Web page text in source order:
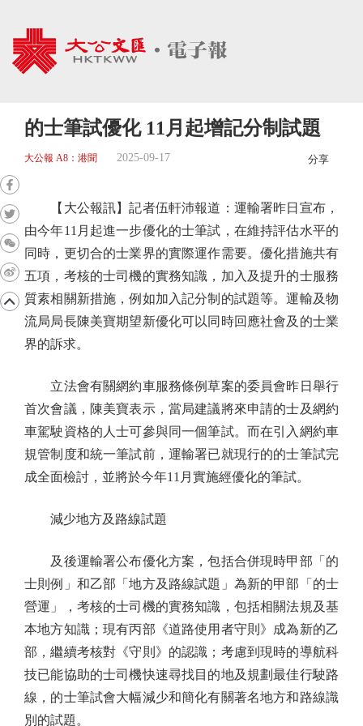
的士筆試優化 11月起增記分制試題
大公報 A8：港聞 2025-09-17 分享
【大公報訊】記者伍軒沛報道：運輸署昨日宣布，
由今年11月起進一步優化的士筆試，在維持評估水平的
同時，更切合的士業界的實際運作需要。優化措施共有
五項，考核的士司機的實務知識，加入及提升的士服務
質素相關新措施，例如加入記分制的試題等。運輸及物
流局局長陳美寶期望新優化可以同時回應社會及的士業
界的訴求。
立法會有關網約車服務條例草案的委員會昨日舉行
首次會議，陳美寶表示，當局建議將來申請的士及網約
車駕駛資格的人士可參與同一個筆試。而在引入網約車
規管制度和統一筆試前，運輸署已就現行的的士筆試完
成全面檢討，並將於今年11月實施經優化的筆試。
減少地方及路線試題
及後運輸署公布優化方案，包括合併現時甲部「的
士則例」和乙部「地方及路線試題」為新的甲部「的士
營運」，考核的士司機的實務知識，包括相關法規及基
本地方知識；現有丙部《道路使用者守則》成為新的乙
部，繼續考核對《守則》的認識；考慮到現時的導航科
技已能協助的士司機快速尋找目的地及規劃最佳行駛路
線，的士筆試會大幅減少和簡化有關著名地方和路線識
別的試題。